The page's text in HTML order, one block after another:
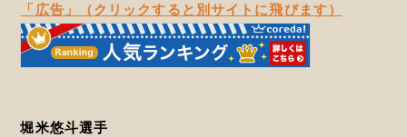
「広告」（クリックすると別サイトに飛びます）
堀米悠斗選手